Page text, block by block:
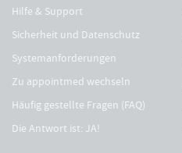
Hilfe & Support
Sicherheit und Datenschutz
Systemanforderungen
Zu appointmed wechseln
Häufig gestellte Fragen (FAQ)
Die Antwort ist: JA!